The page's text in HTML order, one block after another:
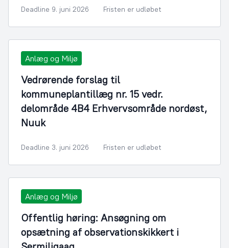
Deadline 9. juni 2026 Fristen er udløbet
Anlæg og Miljø
Vedrørende forslag til
kommuneplantillæg nr. 15 vedr.
delområde 4B4 Erhvervsområde nordøst,
Nuuk
Deadline 3. juni 2026 Fristen er udløbet
Anlæg og Miljø
Offentlig høring: Ansøgning om
opsætning af observationskikkert i